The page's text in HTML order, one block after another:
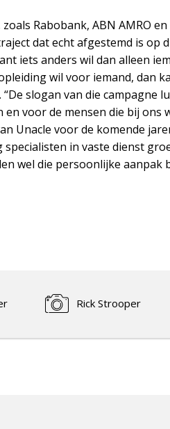
Rabobank, ABN AMRO
dat echt afgestemd is op
iets anders wil dan alleen
wil voor iemand, dan
slogan van die campagne
voor de mensen die bij ons
Unacle voor de komende
in vaste dienst
wel die persoonlijke
Rick Strooper